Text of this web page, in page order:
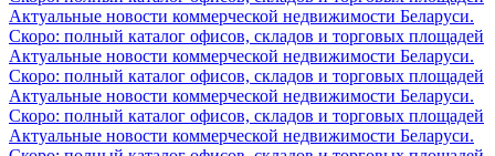
Актуальные новости коммерческой недвижимости Беларуси.
Скоро: полный каталог офисов, складов и торговых площадей
Актуальные новости коммерческой недвижимости Беларуси.
Скоро: полный каталог офисов, складов и торговых площадей
Актуальные новости коммерческой недвижимости Беларуси.
Скоро: полный каталог офисов, складов и торговых площадей
Актуальные новости коммерческой недвижимости Беларуси.